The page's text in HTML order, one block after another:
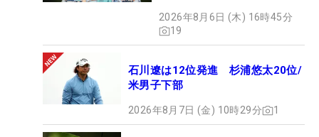
2026年8月6日 (木) 16時45分
19
石川遼は12位発進 杉浦悠太20位/
米男子下部
2026年8月7日 (金) 10時29分 1